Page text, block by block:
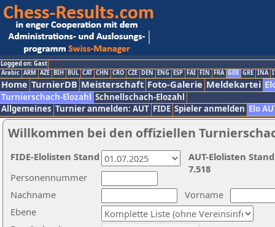
Logged on: Gast
Arabic ARM AZE BIH BUL CAT CHN CRO CZE DEN ENG ESP FAI FIN FRA GER GRE INA
Home TurnierDB Meisterschaft Foto-Galerie Meldekartei
Turnierschach-Elozahl Schnellschach-Elozahl
Allgemeines Turnier anmelden: AUT FIDE Spieler anmelden Elo
Willkommen bei den offiziellen
Nachname
Vorname
Ebene
Personennummer
AUT-Elolisten
7.518
FIDE-Elolisten Stand